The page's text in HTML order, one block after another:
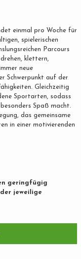
einmal pro Woche für
spielerischen
Parcours
klettern,
neue
Schwerpunkt auf der
Gleichzeitig
Sportarten, sodass
Spaß macht.
das gemeinsame
in einer motivierenden
geringfügig
jeweilige